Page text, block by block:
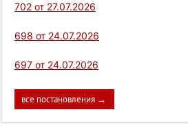
702 от 27.07.2026
698 от 24.07.2026
697 от 24.07.2026
все постановления →